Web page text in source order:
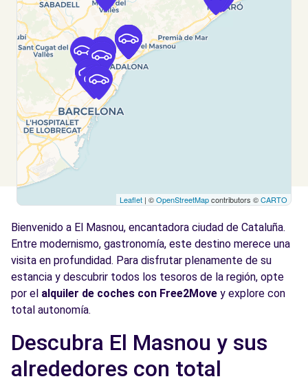
BADALONA, 08915
Ver agencia
Free2move Rent - AUTOMOCIO BADALONA
CR3 SL - BADALONA (J)
Carrer de l'Acer
BADALONA, 8915
Ver agencia
Free2move Rent - AUTO 95 - Mataró -
10.4
Via Sèrgia
Mataró, CT, 08302
Ver agencia
Free2Move Rent - Auto-95 - Mataró (P)
Via Sèrgia
Mataró, CT, 08302
Leaflet | ©OpenStreetMapcontributors ©CARTO
Bienvenido a El Masnou, encantadora ciudad de Cataluña.
Entre modernismo, gastronomía, este destino merece una
visita en profundidad. Para disfrutar plenamente de su
estancia y descubrir todos los tesoros de la región, opte
por el alquiler de coches con Free2Move y explore con
total autonomía.
Descubra El Masnou y sus
alrededores con total